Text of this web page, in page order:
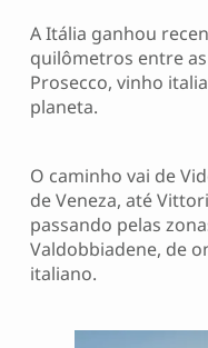
A Itália ganhou
quilômetros entre
Prosecco, vinho
planeta.
O caminho vai de
de Veneza, até
passando pelas
Valdobbiadene, de
italiano.